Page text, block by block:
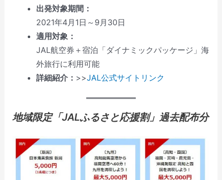
出発対象期間：
2021年4月1日～9月30日
適用対象：
JAL航空券＋宿泊「ダイナミックパッケージ」海
外旅行に利用可能
詳細紹介： >>JAL公式サイトリンク
地域限定「JALふるさと応援割」過去配布分